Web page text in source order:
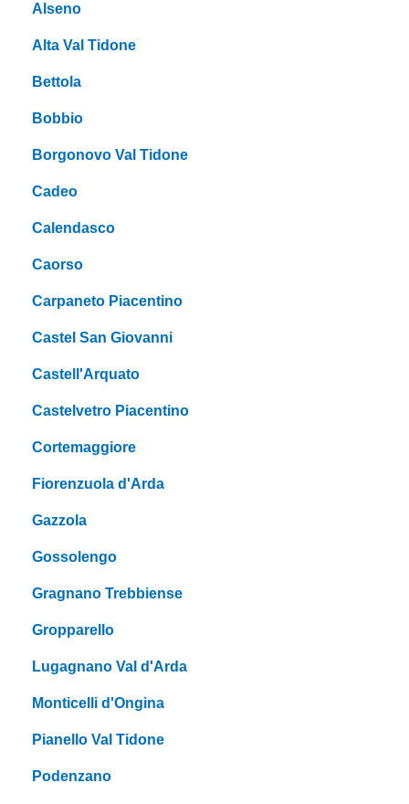
Alseno
Alta Val Tidone
Bettola
Bobbio
Borgonovo Val Tidone
Cadeo
Calendasco
Caorso
Carpaneto Piacentino
Castel San Giovanni
Castell'Arquato
Castelvetro Piacentino
Cortemaggiore
Fiorenzuola d'Arda
Gazzola
Gossolengo
Gragnano Trebbiense
Gropparello
Lugagnano Val d'Arda
Monticelli d'Ongina
Pianello Val Tidone
Podenzano